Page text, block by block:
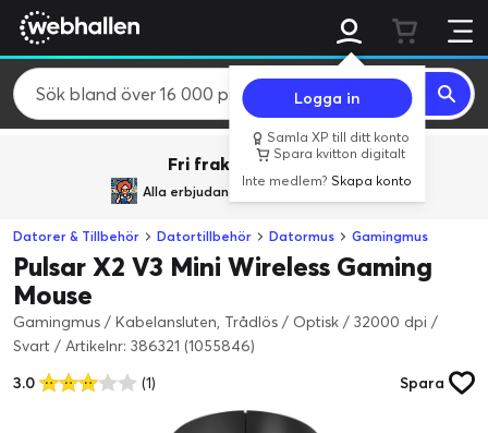
Logga in
Samla XP till ditt konto
Spara kvitton digitalt
Inte medlem?Skapa konto
Fri frakt över 800 kr.
Alla erbjudanden frånBACK TO REALITY
Datorer & Tillbehör Datortillbehör Datormus Gamingmus
Pulsar X2 V3 Mini Wireless Gaming
Mouse
Gamingmus / Kabelansluten, Trådlös / Optisk / 32000 dpi /
Svart / Artikelnr: 386321 (1055846)
3.0
(1) Spara